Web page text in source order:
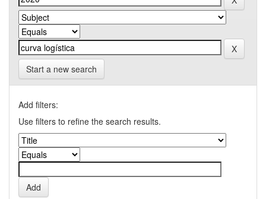
Start a new search
Add filters:
Use filters to refine the search results.